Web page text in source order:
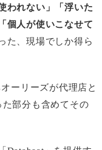
われない」「浮いた
個人が使いこなせて
た、現場でしか得ら
ーリーズが代理店と
部分も含めてその